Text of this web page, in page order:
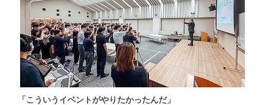
「こういうイベントがやりたかったんだ」